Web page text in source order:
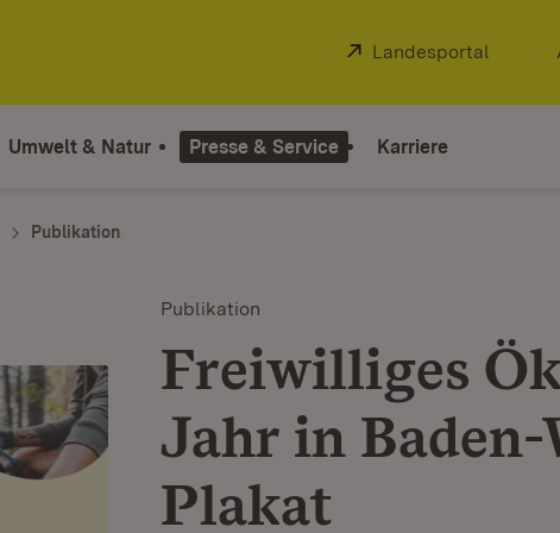
Extern:
Landesportal
Umwelt & Natur Presse & Service Karriere
Publikation
Publikation
Freiwilliges
Jahr in
Plakat